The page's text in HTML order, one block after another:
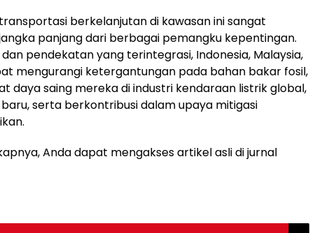
berkelanjutan di kawasan ini sangat
panjang dari berbagai pemangku kepentingan.
pendekatan yang terintegrasi, Indonesia, Malaysia,
mengurangi ketergantungan pada bahan bakar fosil,
daya saing mereka di industri kendaraan listrik global,
serta berkontribusi dalam upaya mitigasi
Anda dapat mengakses artikel asli di jurnal